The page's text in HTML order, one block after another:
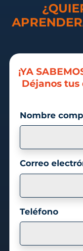
¡YA
Déjanos
Nombre
Correo
Teléfono